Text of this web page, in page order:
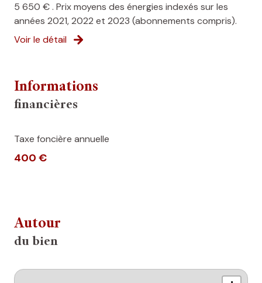
5 650 € . Prix moyens des énergies indexés sur les
années 2021, 2022 et 2023 (abonnements compris).
Voir le détail
Informations
financières
Taxe foncière annuelle
400 €
Autour
du bien